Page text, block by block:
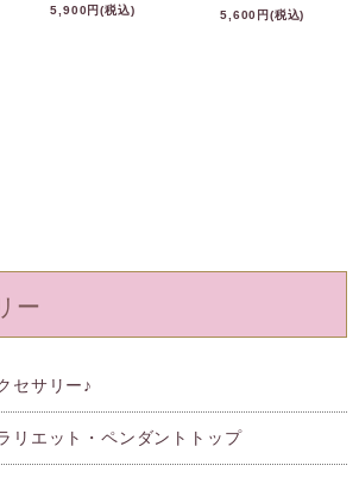
5,900円(税込)
5,600円(税込)
ー
セサリー♪
リエット・ペンダントトップ